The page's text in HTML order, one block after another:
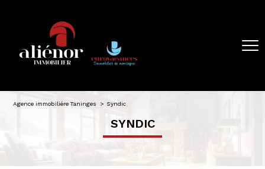
Agence immobiliére Taninges Syndic
SYNDIC